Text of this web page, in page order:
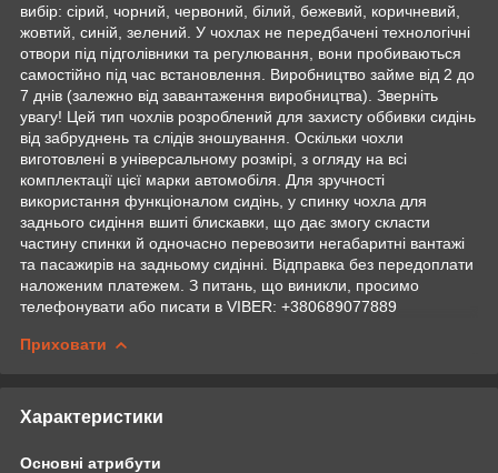
вибір: сірий, чорний, червоний, білий, бежевий, коричневий,
жовтий, синій, зелений. У чохлах не передбачені технологічні
отвори під підголівники та регулювання, вони пробиваються
самостійно під час встановлення. Виробництво займе від 2 до
7 днів (залежно від завантаження виробництва). Зверніть
увагу! Цей тип чохлів розроблений для захисту оббивки сидінь
від забруднень та слідів зношування. Оскільки чохли
виготовлені в універсальному розмірі, з огляду на всі
комплектації цієї марки автомобіля. Для зручності
використання функціоналом сидінь, у спинку чохла для
заднього сидіння вшиті блискавки, що дає змогу скласти
частину спинки й одночасно перевозити негабаритні вантажі
та пасажирів на задньому сидінні. Відправка без передоплати
наложеним платежем. З питань, що виникли, просимо
телефонувати або писати в VIBER: +380689077889
Приховати
Характеристики
Основні атрибути